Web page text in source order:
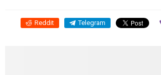
Reddit Telegram